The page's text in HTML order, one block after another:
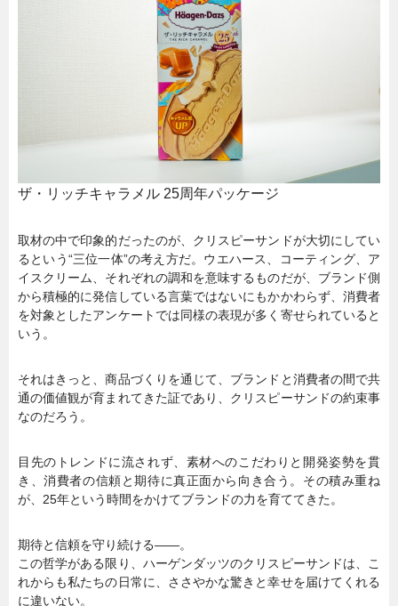
ザ・リッチキャラメル 25周年パッケージ
取材の中で印象的だったのが、クリスピーサンドが大切にしてい
るという“三位一体”の考え方だ。ウエハース、コーティング、ア
イスクリーム、それぞれの調和を意味するものだが、ブランド側
から積極的に発信している言葉ではないにもかかわらず、消費者
を対象としたアンケートでは同様の表現が多く寄せられていると
いう。
それはきっと、商品づくりを通じて、ブランドと消費者の間で共
通の価値観が育まれてきた証であり、クリスピーサンドの約束事
なのだろう。
目先のトレンドに流されず、素材へのこだわりと開発姿勢を貫
き、消費者の信頼と期待に真正面から向き合う。その積み重ね
が、25年という時間をかけてブランドの力を育ててきた。
期待と信頼を守り続ける――。
この哲学がある限り、ハーゲンダッツのクリスピーサンドは、こ
れからも私たちの日常に、ささやかな驚きと幸せを届けてくれる
に違いない。